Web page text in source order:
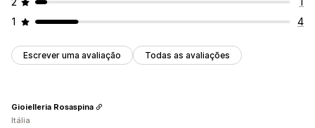
1
4
Escrever uma avaliação Todas as avaliações
Gioielleria Rosaspina
Itália